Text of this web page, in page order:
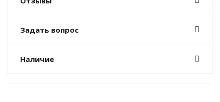
Задать вопрос
Наличие